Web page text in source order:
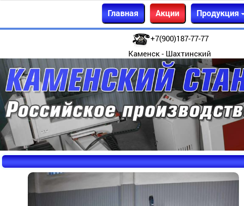
Главная Акции Продукция
+7(900)187-77-77
Каменск - Шахтинский